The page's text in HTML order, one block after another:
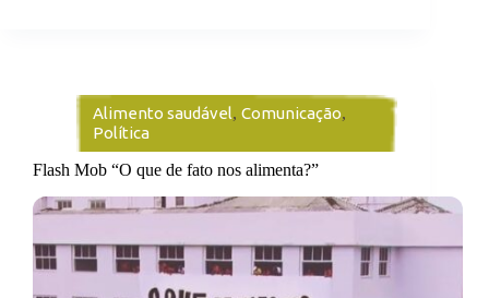
Alimento saudável, Comunicação,
Política
Flash Mob “O que de fato nos alimenta?”